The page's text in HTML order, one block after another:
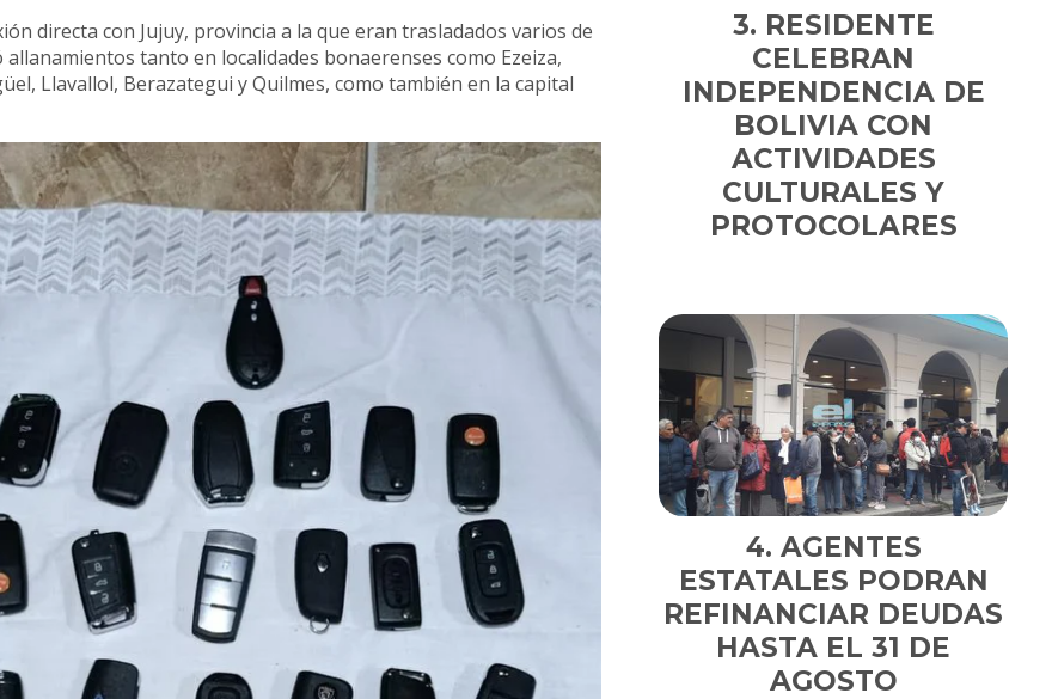
directa con Jujuy, provincia a la que eran trasladados varios de
tanto en localidades bonaerenses como Ezeiza,
Llavallol, Berazategui y Quilmes, como también en la capital
RESIDENTE
CELEBRAN
INDEPENDENCIA DE
BOLIVIA CON
ACTIVIDADES
CULTURALES Y
PROTOCOLARES
AGENTES
ESTATALES PODRAN
REFINANCIAR DEUDAS
HASTA EL 31 DE
AGOSTO